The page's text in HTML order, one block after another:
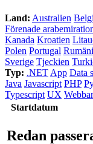
Land: Australien
Förenade
Kanada Kroatien
Polen Portugal
Sverige Tjeckien
Typ: .NET App Data
Java Javascript PHP
Typescript UX
Start­datum
Redan